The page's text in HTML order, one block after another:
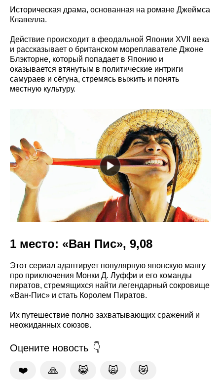
Историческая драма, основанная на романе Джеймса
Клавелла.
Действие происходит в феодальной Японии XVII века
и рассказывает о британском мореплавателе Джоне
Блэкторне, который попадает в Японию и
оказывается втянутым в политические интриги
самураев и сёгуна, стремясь выжить и понять
местную культуру.
1 место: «Ван Пис», 9,08
Этот сериал адаптирует популярную японскую мангу
про приключения Монки Д. Луффи и его команды
пиратов, стремящихся найти легендарный сокровище
«Ван-Пис» и стать Королем Пиратов.
Их путешествие полно захватывающих сражений и
неожиданных союзов.
Оцените новость
❤️ 🙏 😹 🙀 😿